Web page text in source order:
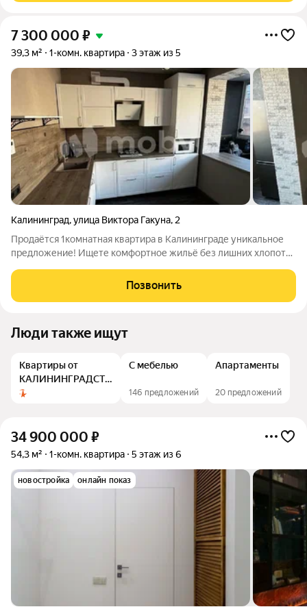
7 300 000 ₽
39,3 м² 1-комн. квартира 3 этаж из 5
Калининград,улица Виктора Гакуна, 2
Продаётся 1комнатная квартира в Калининграде уникальное
предложение! Ищете комфортное жильё без лишних хлопот?
жить с комфортом! Адрес: ул. Виктора Гакуна, 2. Дом: блочный,
2005 года
Позвонить
Люди также ищут
Квартиры от
КАЛИНИНГРАДСТРОЙ
ИНВЕСТ
С мебелью
146 предложений
Апартаменты
20 предложений
34 900 000 ₽
54,3 м² 1-комн. квартира 5 этаж из 6
новостройка онлайн показ